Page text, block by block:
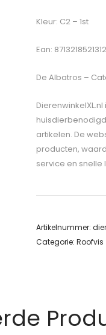
Kleur: C2 – 1st
Ean: 8713218521312
De Albatros –
artikelen. De
producten,
service en snelle
Artikelnummer:
Categorie: Roofvis